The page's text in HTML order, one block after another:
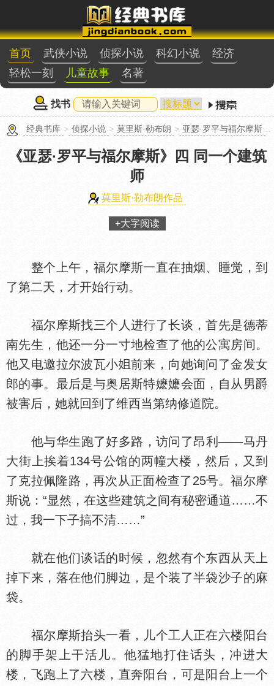
首页 武侠小说 侦探小说 科幻小说
经济
轻松一刻
儿童故事 名著
找书
经典书库 > 侦探小说 > 莫里斯·勒布朗 > 亚瑟·罗平与福尔摩斯
《亚瑟·罗平与福尔摩斯》
四 同一个建筑
师
莫里斯·勒布朗作品
+大字阅读
整个上午，福尔摩斯一直在抽烟、睡觉，到
了第二天，才开始行动。
福尔摩斯找三个人进行了长谈，首先是德蒂
南先生，他还一分一寸地检查了他的公寓房间。
他又电邀拉尔波瓦小
前来，向她询问了金发女
郎的事。最后是与奥居斯特嬷嬷会面，自从男爵
被害后，她就回到了维西当第纳修道院。
他与华生跑了好多路，访问了昂利——马丹
大街上挨着134号公馆的两幢大楼，然后，又到
了克拉佩隆路，再次从正面检查了25号。福尔摩
斯说：“显然，在这些建筑之间有秘密通道……不
过，我一下子搞不清……”
就在他们谈话的时候，忽然有个东西从天上
掉下来，落在他们脚边，是个装了半袋沙子的麻
袋。
福尔摩斯抬头一看，儿个工人正在六楼阳台
的脚手架上干活儿。他猛地打住话头，冲进大
楼，飞跑上了六楼，直奔阳台，可是阳台上一个